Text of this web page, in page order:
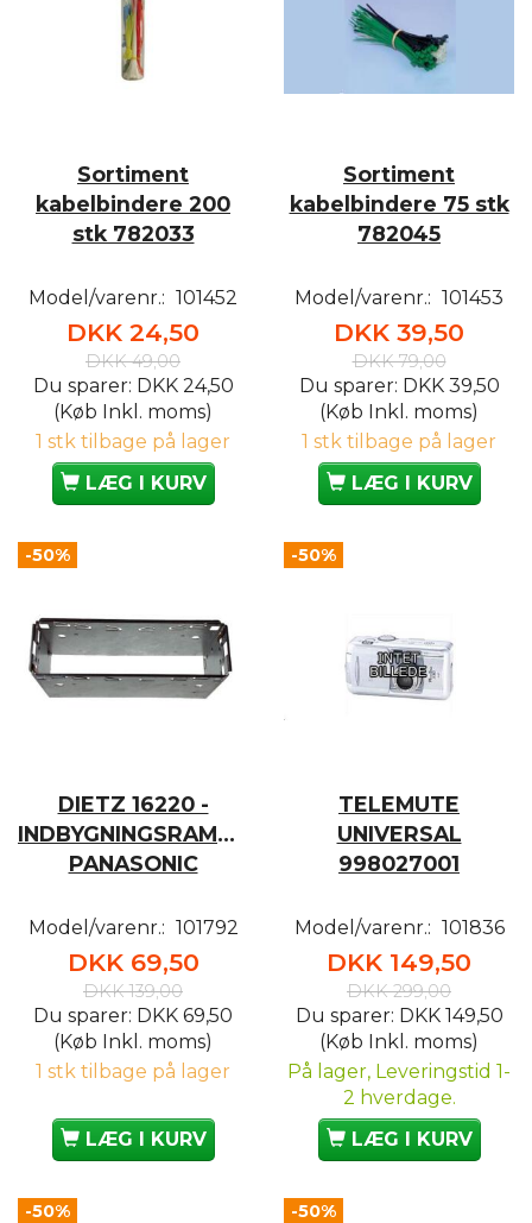
Sortiment
kabelbindere 200
stk 782033
Model/varenr.: 101452
DKK 24,50
DKK 49,00
Du sparer: DKK 24,50
(Køb Inkl. moms)
1 stk tilbage på lager
LÆG I KURV
Sortiment
kabelbindere 75 stk
782045
Model/varenr.: 101453
DKK 39,50
DKK 79,00
Du sparer: DKK 39,50
(Køb Inkl. moms)
1 stk tilbage på lager
LÆG I KURV
-50%
DIETZ 16220 -
INDBYGNINGSRAMME
PANASONIC
Model/varenr.: 101792
DKK 69,50
DKK 139,00
Du sparer: DKK 69,50
(Køb Inkl. moms)
1 stk tilbage på lager
LÆG I KURV
-50%
TELEMUTE
UNIVERSAL
998027001
Model/varenr.: 101836
DKK 149,50
DKK 299,00
Du sparer: DKK 149,50
(Køb Inkl. moms)
På lager, Leveringstid 1-
2 hverdage.
LÆG I KURV
-50% -50%